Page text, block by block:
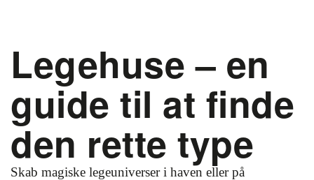
Legehuse – en
guide til at finde
den rette type
Skab magiske legeuniverser i haven eller på